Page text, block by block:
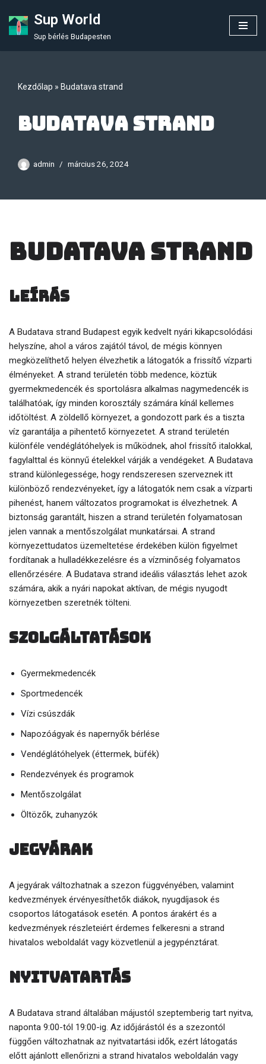
Skip
Sup World
Sup bérlés Budapesten
Kezdőlap » Budatava strand
Budatava strand
admin március 26, 2024
Budatava strand
Leírás
A Budatava strand Budapest egyik kedvelt nyári kikapcsolódási
helyszíne, ahol a város zajától távol, de mégis könnyen
megközelíthető helyen élvezhetik a látogatók a frissítő vízparti
élményeket. A strand területén több medence, köztük
gyermekmedencék és sportolásra alkalmas nagymedencék is
találhatóak, így minden korosztály számára kínál kellemes
időtöltést. A zöldellő környezet, a gondozott park és a tiszta
víz garantálja a pihentető környezetet. A strand területén
különféle vendéglátóhelyek is működnek, ahol frissítő italokkal,
fagylalttal és könnyű ételekkel várják a vendégeket. A Budatava
strand különlegessége, hogy rendszeresen szerveznek itt
különböző rendezvényeket, így a látogatók nem csak a vízparti
pihenést, hanem változatos programokat is élvezhetnek. A
biztonság garantált, hiszen a strand területén folyamatosan
jelen vannak a mentőszolgálat munkatársai. A strand
környezettudatos üzemeltetése érdekében külön figyelmet
fordítanak a hulladékkezelésre és a vízminőség folyamatos
ellenőrzésére. A Budatava strand ideális választás lehet azok
számára, akik a nyári napokat aktívan, de mégis nyugodt
környezetben szeretnék tölteni.
Szolgáltatások
Gyermekmedencék
Sportmedencék
Vízi csúszdák
Napozóágyak és napernyők bérlése
Vendéglátóhelyek (éttermek, büfék)
Rendezvények és programok
Mentőszolgálat
Öltözők, zuhanyzók
Jegyárak
A jegyárak változhatnak a szezon függvényében, valamint
kedvezmények érvényesíthetők diákok, nyugdíjasok és
csoportos látogatások esetén. A pontos árakért és a
kedvezmények részleteiért érdemes felkeresni a strand
hivatalos weboldalát vagy közvetlenül a jegypénztárat.
Nyitvatartás
A Budatava strand általában májustól szeptemberig tart nyitva,
naponta 9:00-tól 19:00-ig. Az időjárástól és a szezontól
függően változhatnak az nyitvatartási idők, ezért látogatás
előtt ajánlott ellenőrizni a strand hivatalos weboldalán vagy